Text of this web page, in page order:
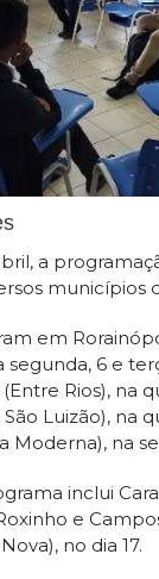
a
municípios
em
segunda, 6 e
Rios), na
Luizão), na
Moderna), na
inclui
e
no dia 17.